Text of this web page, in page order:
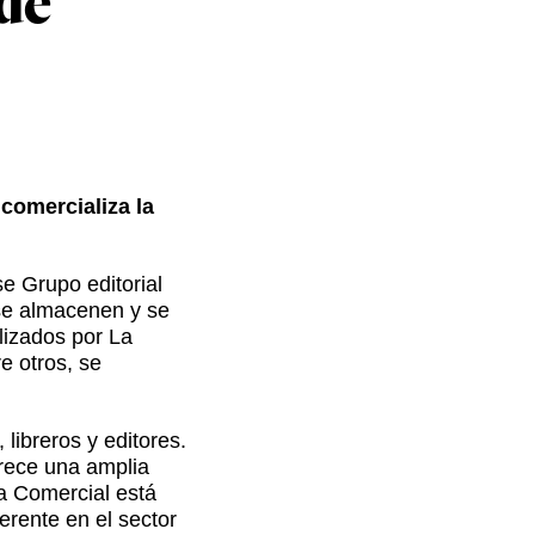
la
Grupo editorial
almacenen y se
por La
otros, se
libreros y editores.
una amplia
Comercial está
en el sector